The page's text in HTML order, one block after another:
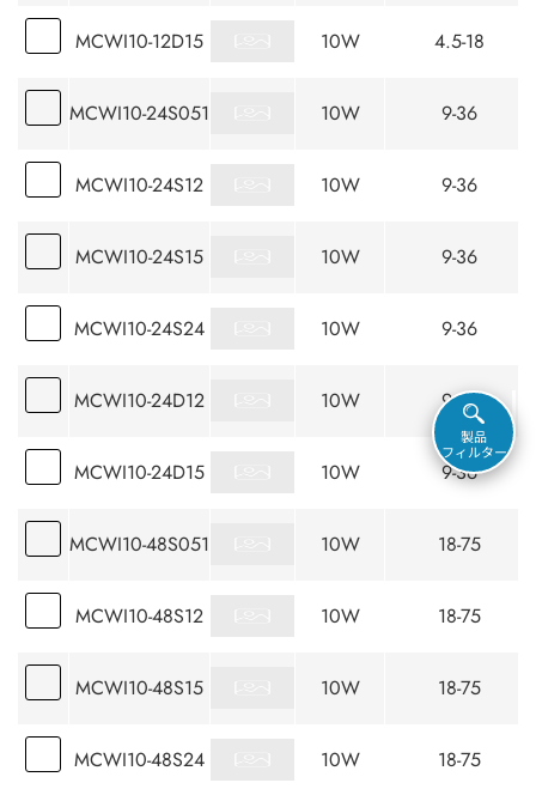
MCWI10-12D15 10W 4.5-18
MCWI10-24S051 10W 9-36
MCWI10-24S12 10W 9-36
MCWI10-24S15 10W 9-36
MCWI10-24S24 10W 9-36
MCWI10-24D12 10W 9-36
MCWI10-24D15 10W 9-36
MCWI10-48S051 10W 18-75
MCWI10-48S12 10W 18-75
MCWI10-48S15 10W 18-75
MCWI10-48S24 10W 18-75
製品
フィルター